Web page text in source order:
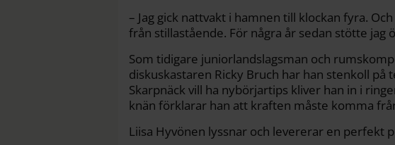
– Jag gick nattvakt i hamnen till klockan fyra.
från stillastående. För några år sedan stötte jag
Som tidigare juniorlandslagsman och
diskuskastaren Ricky Bruch har han stenkoll på
Skarpnäck vill ha nybörjartips kliver han in i
knän förklarar han att kraften måste komma
Liisa Hyvönen lyssnar och levererar en perfekt